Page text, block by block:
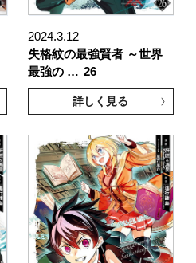
2024.3.12
失格紋の最強賢者 ～世界
最強の … 26
詳しく見る